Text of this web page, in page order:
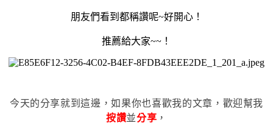
朋友們看到都稱讚呢~好開心！
推薦給大家~~！
今天的分享就到這邊，如果你也喜歡我的文章，歡迎幫我
按讚並分享 ，